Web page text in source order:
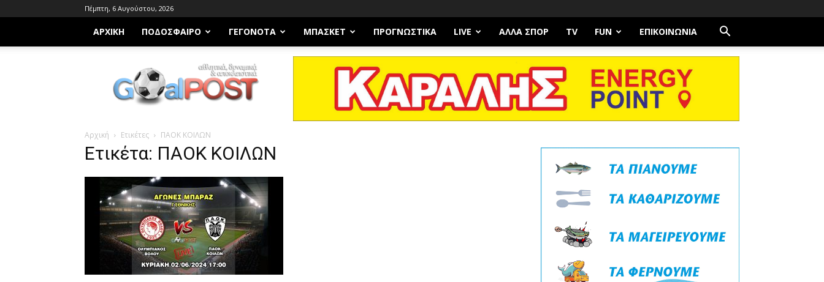
Πέμπτη, 6 Αυγούστου, 2026
ΑΡΧΙΚΗ ΠΟΔΌΣΦΑΙΡΟ ΓΕΓΟΝΌΤΑ ΜΠΆΣΚΕΤ ΠΡΟΓΝΩΣΤΙΚΑ LIVE ΆΛΛΑ ΣΠΟΡ TV FUN ΕΠΙΚΟΙΝΩΝΊΑ
Goalpost.gr
Αρχική Ετικέτες ΠΑΟΚ ΚΟΙΛΩΝ
Ετικέτα: ΠΑΟΚ ΚΟΙΛΩΝ